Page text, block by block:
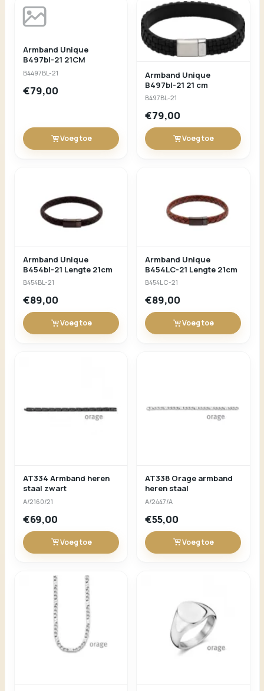
Armband Unique
B497bl-21 21CM
B4497BL-21
€79,00
Voeg toe
Armband Unique
B497bl-21 21 cm
B497BL-21
€79,00
Voeg toe
Armband Unique
B454bl-21 Lengte 21cm
B454BL-21
€89,00
Voeg toe
Armband Unique
B454LC-21 Lengte 21cm
B454LC-21
€89,00
Voeg toe
AT334 Armband heren
staal zwart
A/2160/21
€69,00
Voeg toe
AT338 Orage armband
heren staal
A/2447/A
€55,00
Voeg toe